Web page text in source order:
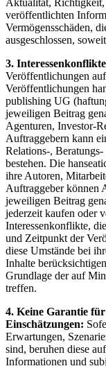
veröffentlichten
Vermögensschäden,
ausgeschlossen,
3.
Veröffentlichungen
Veröffentlichungen
publishing UG
jeweiligen Beitrag
Agenturen, Investor-
Auftraggebern kann
Relations-,
bestehen. Die
ihre Autoren,
Auftraggeber können
jeweiligen Beitrag
jederzeit kaufen oder
Interessenkonflikte,
und Zeitpunkt der
diese Umstände bei
Inhalte
Grundlage der auf
treffen.
4. Keine Garantie
Einschätzungen:
Erwartungen,
sind, beruhen diese
Informationen und